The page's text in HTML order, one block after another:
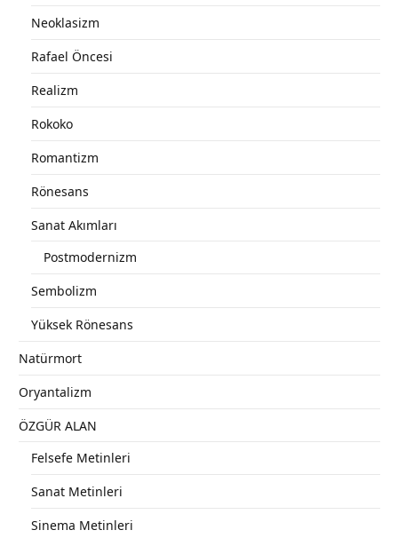
Neoklasizm
Rafael Öncesi
Realizm
Rokoko
Romantizm
Rönesans
Sanat Akımları
Postmodernizm
Sembolizm
Yüksek Rönesans
Natürmort
Oryantalizm
ÖZGÜR ALAN
Felsefe Metinleri
Sanat Metinleri
Sinema Metinleri